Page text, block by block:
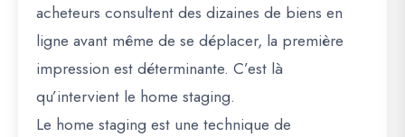
acheteurs consultent des dizaines de biens en
ligne avant même de se déplacer, la première
impression est déterminante. C’est là
qu’intervient le home staging.
Le home staging est une technique de